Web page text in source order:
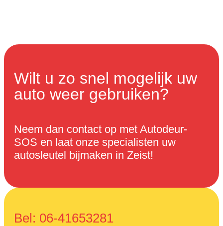
Wilt u zo snel mogelijk uw
auto weer gebruiken?
Neem dan contact op met Autodeur-
SOS en laat onze specialisten uw
autosleutel bijmaken in Zeist!
Bel: 06-41653281